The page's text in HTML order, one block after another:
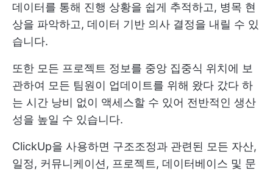
데이터를 통해 진행 상황을 쉽게 추적하고, 병목 현
상을 파악하고, 데이터 기반 의사 결정을 내릴 수 있
습니다.
또한 모든 프로젝트 정보를 중앙 집중식 위치에 보
관하여 모든 팀원이 업데이트를 위해 왔다 갔다 하
는 시간 낭비 없이 액세스할 수 있어 전반적인 생산
성을 높일 수 있습니다.
ClickUp을 사용하면 구조조정과 관련된 모든 자산,
일정, 커뮤니케이션, 프로젝트, 데이터베이스 및 문